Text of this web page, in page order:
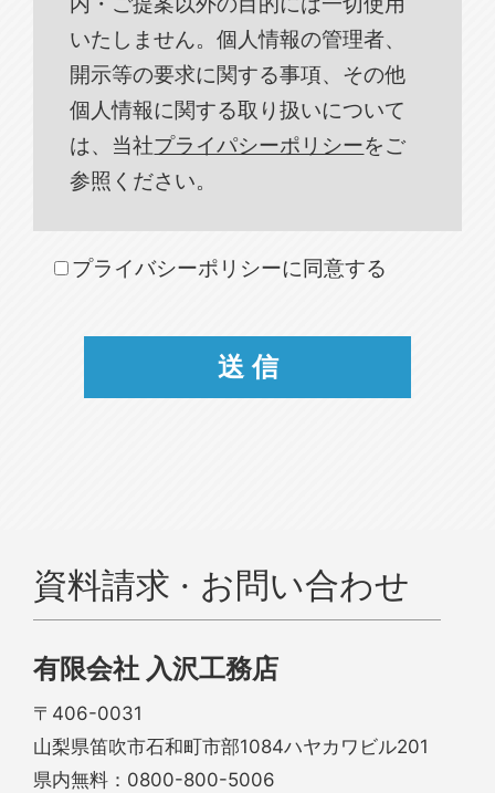
いたしません。個人情報の管理者、
開示等の要求に関する事項、その他
個人情報に関する取り扱いについて
は、当社プライパシーポリシーをご
参照ください。
プライバシーポリシーに同意する
資料請求 · お問い合わせ
有限会社 入沢工務店
〒406-0031
山梨県笛吹市石和町市部1084ハヤカワビル201
県内無料： 0800-800-5006